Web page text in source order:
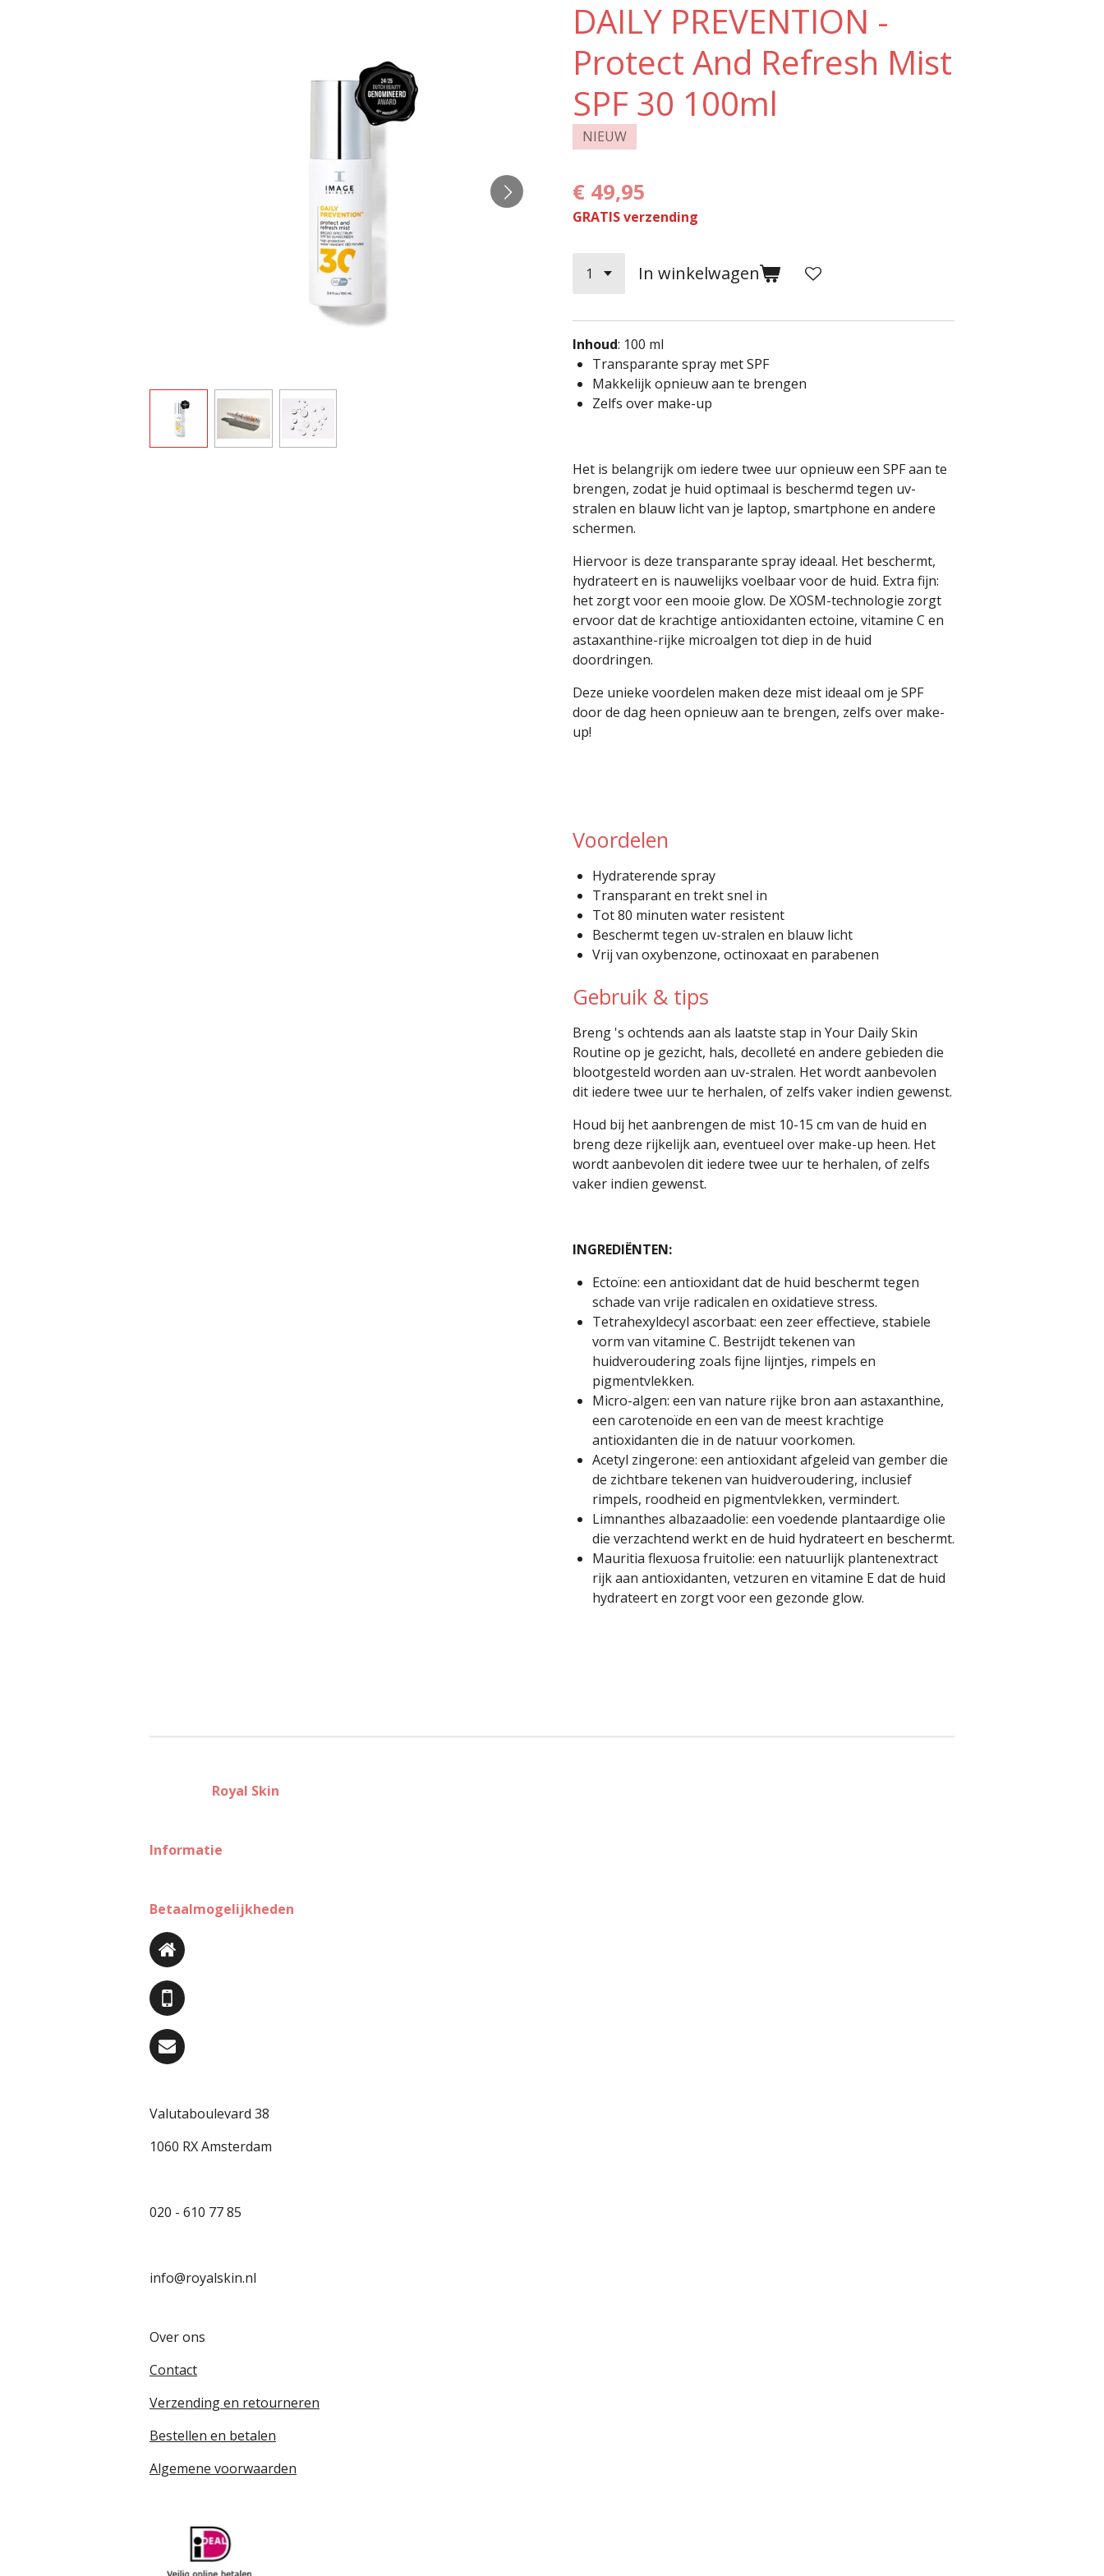
DAILY PREVENTION -
Protect And Refresh Mist
SPF 30 100ml
NIEUW
€ 49,95
GRATIS verzending
In winkelwagen
Inhoud: 100 ml
Transparante spray met SPF
Makkelijk opnieuw aan te brengen
Zelfs over make-up
Het is belangrijk om iedere twee uur opnieuw een SPF aan te
brengen, zodat je huid optimaal is beschermd tegen uv-
stralen en blauw licht van je laptop, smartphone en andere
schermen.
Hiervoor is deze transparante spray ideaal. Het beschermt,
hydrateert en is nauwelijks voelbaar voor de huid. Extra fijn:
het zorgt voor een mooie glow. De XOSM-technologie zorgt
ervoor dat de krachtige antioxidanten ectoine, vitamine C en
astaxanthine-rijke microalgen tot diep in de huid
doordringen.
Deze unieke voordelen maken deze mist ideaal om je SPF
door de dag heen opnieuw aan te brengen, zelfs over make-
up!
Voordelen
Hydraterende spray
Transparant en trekt snel in
Tot 80 minuten water resistent
Beschermt tegen uv-stralen en blauw licht
Vrij van oxybenzone, octinoxaat en parabenen
Gebruik & tips
Breng 's ochtends aan als laatste stap in Your Daily Skin
Routine op je gezicht, hals, decolleté en andere gebieden die
blootgesteld worden aan uv-stralen. Het wordt aanbevolen
dit iedere twee uur te herhalen, of zelfs vaker indien gewenst.
Houd bij het aanbrengen de mist 10-15 cm van de huid en
breng deze rijkelijk aan, eventueel over make-up heen. Het
wordt aanbevolen dit iedere twee uur te herhalen, of zelfs
vaker indien gewenst.
INGREDIËNTEN:
Ectoïne: een antioxidant dat de huid beschermt tegen
schade van vrije radicalen en oxidatieve stress.
Tetrahexyldecyl ascorbaat: een zeer effectieve, stabiele
vorm van vitamine C. Bestrijdt tekenen van
huidveroudering zoals fijne lijntjes, rimpels en
pigmentvlekken.
Micro-algen: een van nature rijke bron aan astaxanthine,
een carotenoïde en een van de meest krachtige
antioxidanten die in de natuur voorkomen.
Acetyl zingerone: een antioxidant afgeleid van gember die
de zichtbare tekenen van huidveroudering, inclusief
rimpels, roodheid en pigmentvlekken, vermindert.
Limnanthes albazaadolie: een voedende plantaardige olie
die verzachtend werkt en de huid hydrateert en beschermt.
Mauritia flexuosa fruitolie: een natuurlijk plantenextract
rijk aan antioxidanten, vetzuren en vitamine E dat de huid
hydrateert en zorgt voor een gezonde glow.
Royal Skin
Informatie
Betaalmogelijkheden
Valutaboulevard 38
1060 RX Amsterdam
020 - 610 77 85
info@royalskin.nl
Over ons
Contact
Verzending en retourneren
Bestellen en betalen
Algemene voorwaarden